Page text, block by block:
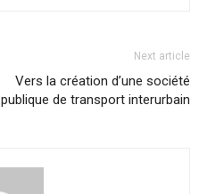
Next article
Vers la création d’une société
publique de transport interurbain